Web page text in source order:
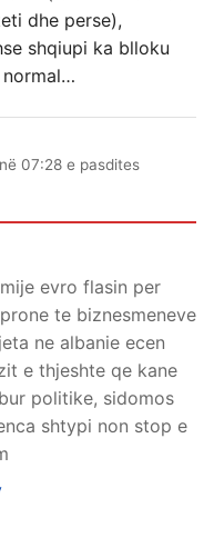
dhe perse),
shqiupi ka blloku
normal…
07:28 e pasdites
evro flasin per
te biznesmeneve
ne albanie ecen
e thjeshte qe kane
politike, sidomos
shtypi non stop e